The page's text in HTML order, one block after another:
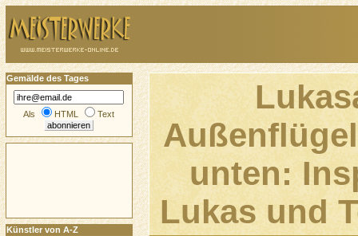
unten:
Lukas und
Gemälde des Tages
Als HTML Text
Künstler von A-Z